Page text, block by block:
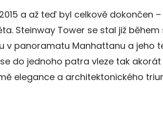
a až teď byl celkově dokončen –
Steinway Tower se stal již během
v panoramatu Manhattanu a jeho
do jednoho patra vleze tak akorát
elegance a architektonického